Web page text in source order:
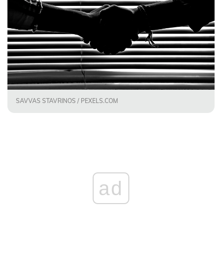
SAVVAS STAVRINOS / PEXELS.COM
ad